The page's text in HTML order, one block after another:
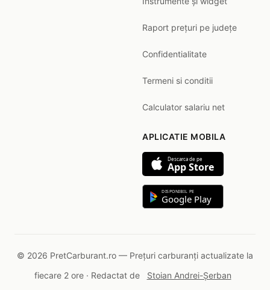
Raport prețuri pe județe
Confidentialitate
Termeni si conditii
Calculator salariu net
APLICATIE MOBILA
Descarca de pe
App Store
DISPONIBIL PE
Google Play
© 2026 PretCarburant.ro — Prețuri carburanți actualizate la
fiecare 2 ore · Redactat de
Stoian Andrei-Șerban